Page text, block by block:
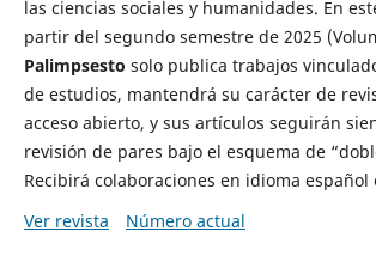
las ciencias sociales y humanidades. En
partir del segundo semestre de 2025
Palimpsesto solo publica trabajos
de estudios, mantendrá su carácter de
acceso abierto, y sus artículos seguirán
revisión de pares bajo el esquema de
Recibirá colaboraciones en idioma español
Ver revista
Número actual